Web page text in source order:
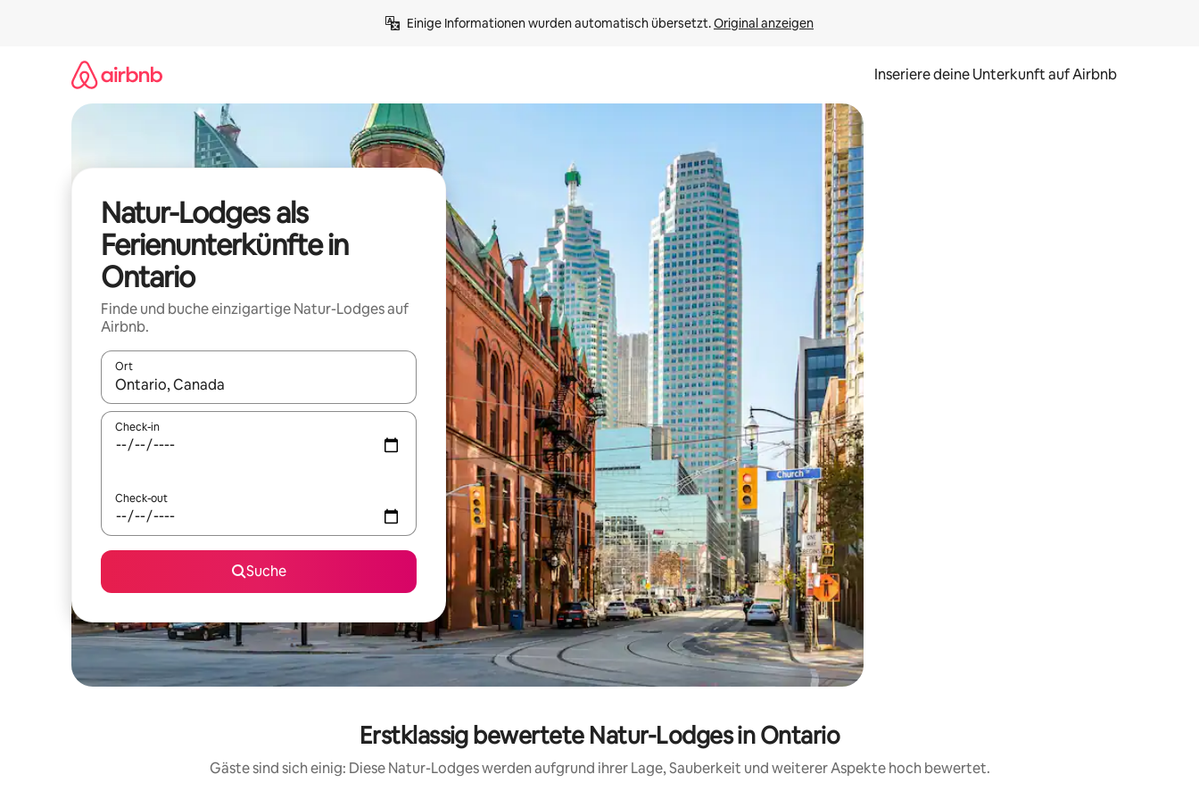
Einige Informationen wurden automatisch übersetzt. Original anzeigen
Inseriere deine Unterkunft auf Airbnb
Natur-Lodges als
Ferienunterkünfte in
Ontario
Finde und buche einzigartige Natur-Lodges auf
Airbnb.
Ort
Wenn Ergebnisse verfügbar sind, navigiere mit den Pfeiltasten nach oben und unten oder erkunde die Ergebnisse durch Berühren oder Wischgesten.
Check-in
Check-out
Suche
Erstklassig bewertete Natur-Lodges in Ontario
Gäste sind sich einig: Diese Natur-Lodges werden aufgrund ihrer Lage, Sauberkeit und weiterer Aspekte hoch bewertet.